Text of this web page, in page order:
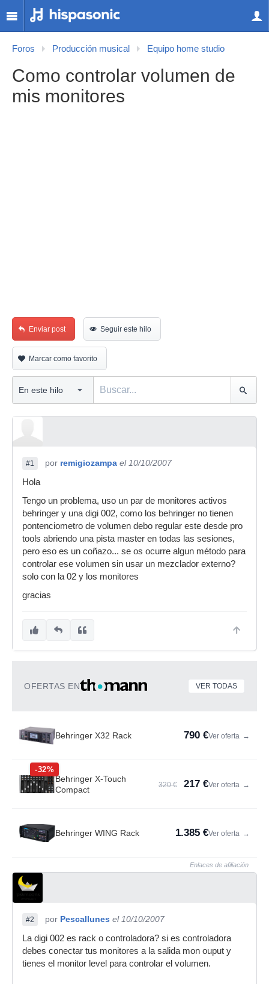
Foros Producción musical Equipo home studio
Como controlar volumen de
mis monitores
Enviar post Seguir este hilo
Marcar como favorito
#1 por remigiozampa el 10/10/2007
Hola
Tengo un problema, uso un par de monitores activos
behringer y una digi 002, como los behringer no tienen
pontenciometro de volumen debo regular este desde pro
tools abriendo una pista master en todas las sesiones,
pero eso es un coñazo... se os ocurre algun método para
controlar ese volumen sin usar un mezclador externo?
solo con la 02 y los monitores
gracias
OFERTAS EN VER TODAS
Behringer X32 Rack 790 €Ver oferta →
-32%
Behringer X-Touch
Compact
320 € 217 €Ver oferta →
Behringer WING Rack 1.385 €Ver oferta →
Enlaces de afiliación
#2 por Pescallunes el 10/10/2007
La digi 002 es rack o controladora? si es controladora
debes conectar tus monitores a la salida mon ouput y
tienes el monitor level para controlar el volumen.